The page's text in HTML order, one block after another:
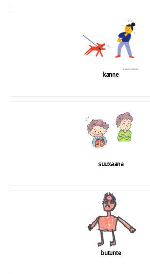
kanne
suuxaana
butunte